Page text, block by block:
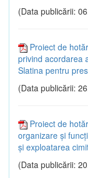
(Data publicării:
Proiect de
privind acordarea
Slatina pentru
(Data publicării:
Proiect de
organizare și
și exploatarea
(Data publicării: